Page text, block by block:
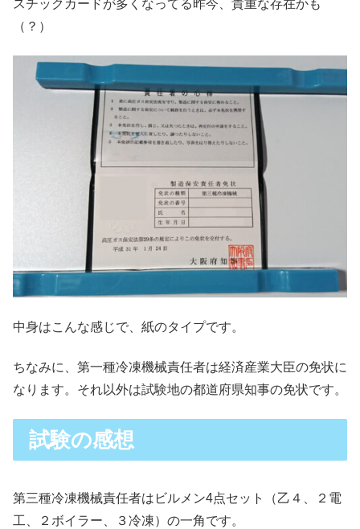
スチックカードが多くなってる昨今、貴重な存在かも
（？）
中身はこんな感じで、紙のタイプです。
ちなみに、第一種冷凍機械責任者は経済産業大臣の免状に
なります。それ以外は試験地の都道府県知事の免状です。
試験の感想
第三種冷凍機械責任者はビルメン4点セット（乙４、２電
工、２ボイラー、３冷凍）の一角です。